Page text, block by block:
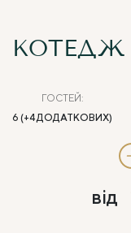
КОТЕДЖ
ГОСТЕЙ:
6 (+4 ДОДАТКОВИХ)
від